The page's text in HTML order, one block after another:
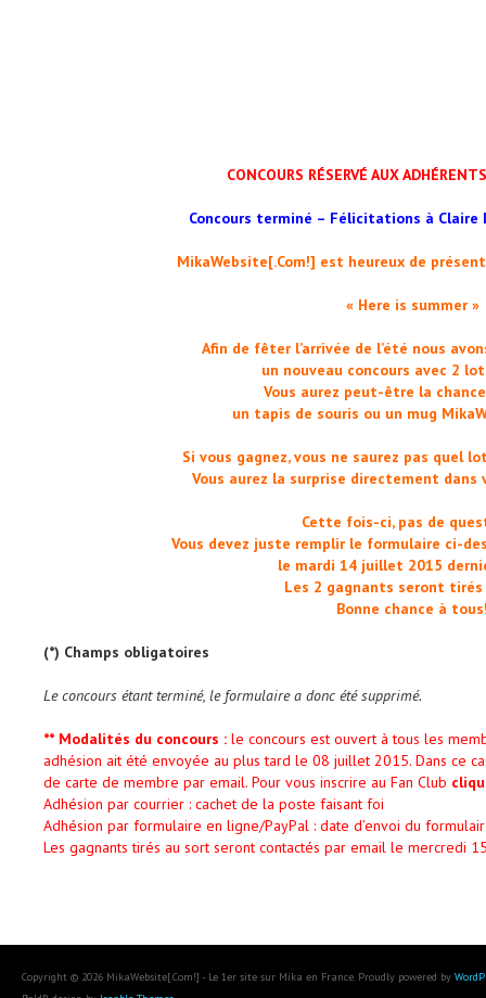
CONCOURS RÉSERVÉ AUX
Concours terminé – Félicitations à Claire
MikaWebsite[.Com!] est heureux de
« Here is summer »
Afin de fêter l’arrivée de l’été nous
un nouveau concours avec 2
Vous aurez peut-être la
un tapis de souris ou un mug
Si vous gagnez, vous ne saurez pas quel
Vous aurez la surprise directement
Cette fois-ci, pas de
Vous devez juste remplir le formulaire ci-
le mardi 14 juillet 2015
Les 2 gagnants seront
Bonne chance à
(*) Champs obligatoires
Le concours étant terminé, le formulaire a donc été supprimé.
** Modalités du concours : le concours est ouvert à tous les
adhésion ait été envoyée au plus tard le 08 juillet 2015. Dans ce
de carte de membre par email. Pour vous inscrire au Fan Club
Adhésion par courrier : cachet de la poste faisant foi
Adhésion par formulaire en ligne/PayPal : date d’envoi du
Les gagnants tirés au sort seront contactés par email le mercredi
Copyright © 2026 MikaWebsite[.Com!] - Le 1er site sur Mika en France. Proudly powered by